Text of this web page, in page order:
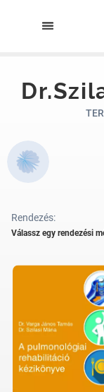
Rendezés:
Válassz egy rendezési